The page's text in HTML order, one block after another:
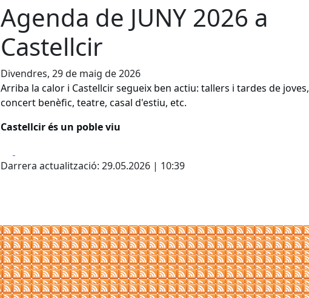
Agenda de JUNY 2026 a
Castellcir
Divendres, 29 de maig de 2026
Arriba la calor i Castellcir segueix ben actiu: tallers i tardes de joves,
concert benèfic, teatre, casal d'estiu, etc.
Castellcir és un poble viu
Darrera actualització: 29.05.2026 | 10:39